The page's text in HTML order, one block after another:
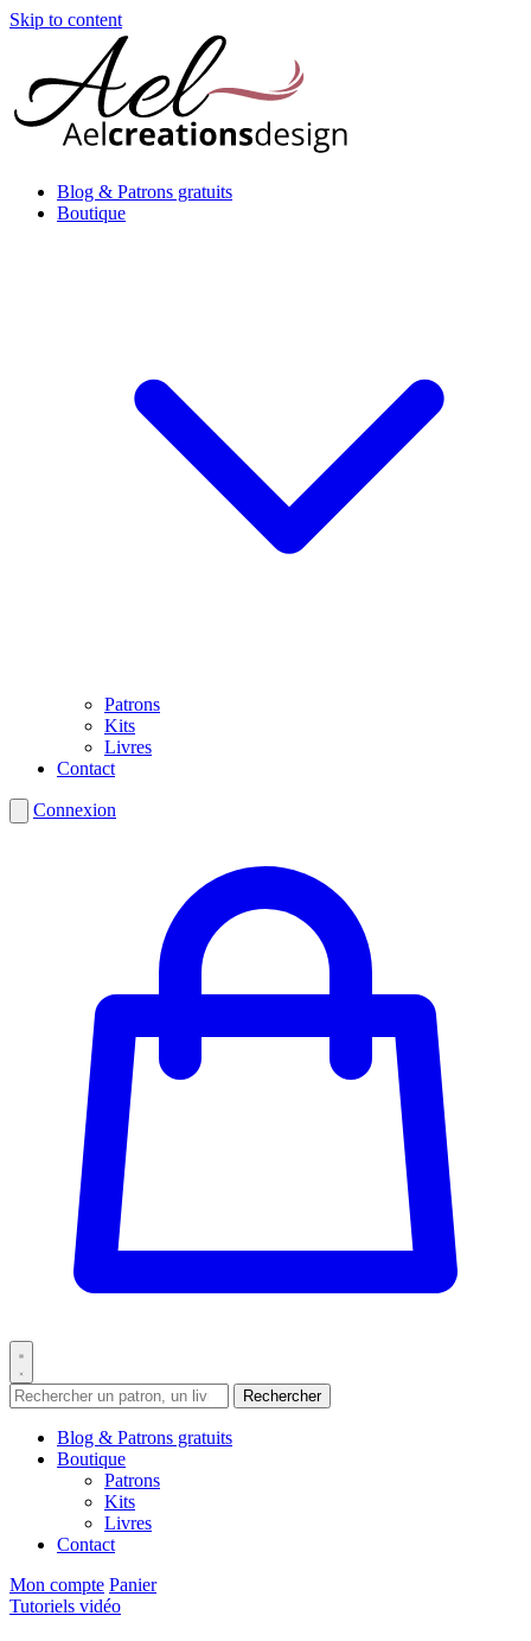
Skip to content
Blog & Patrons gratuits
Boutique
Patrons
Kits
Livres
Contact
Connexion
Rechercher
Blog & Patrons gratuits
Boutique
Patrons
Kits
Livres
Contact
Mon compte Panier
Tutoriels vidéo